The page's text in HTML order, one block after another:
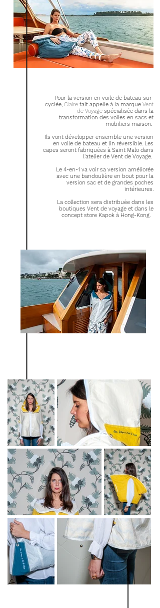
Pour la version en voile de bateau sur-
cyclée, Claire fait appelle à la marque Vent
de Voyage spécialisée dans la
transformation des voiles en sacs et
mobiliers maison.
Ils vont développer ensemble une version
en voile de bateau et lin réversible. Les
capes seront fabriquées à Saint Malo dans
l'atelier de Vent de Voyage.
Le 4-en-1 va voir sa version améliorée
avec une bandoulière en bout pour la
version sac et de grandes poches
intérieures.
La collection sera distribuée dans les
boutiques Vent de voyage et dans le
concept store Kapok à Hong-Kong.